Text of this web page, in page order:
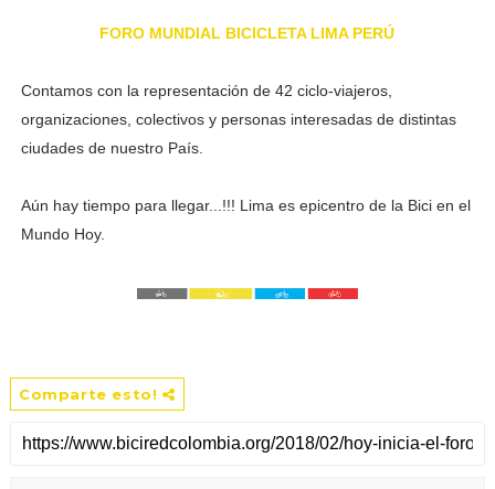
FORO MUNDIAL BICICLETA LIMA PERÚ
Contamos con la representación de 42 ciclo-viajeros,
organizaciones, colectivos y personas interesadas de distintas
ciudades de nuestro País.
Aún hay tiempo para llegar...!!! Lima es epicentro de la Bici en el
Mundo Hoy.
Comparte esto!